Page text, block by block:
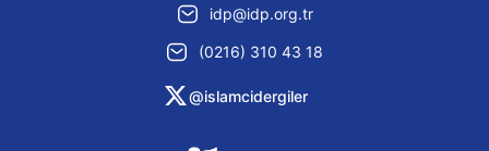
idp@idp.org.tr
(0216) 310 43 18
@islamcidergiler